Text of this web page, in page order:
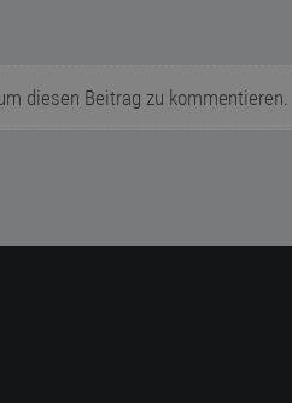
diesen Beitrag zu kommentieren.